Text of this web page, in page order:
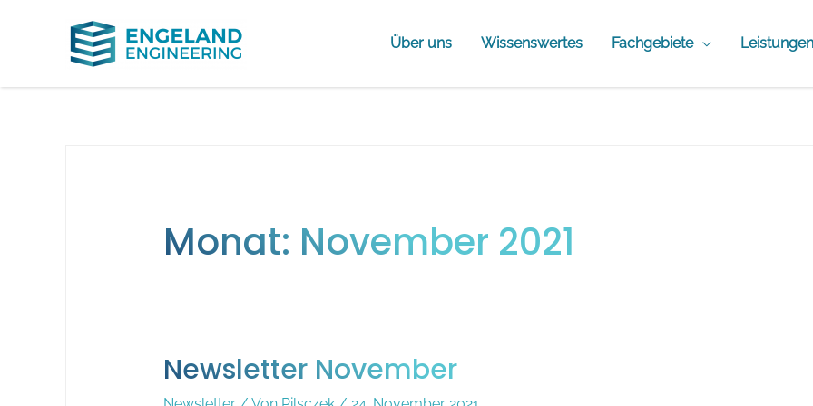
Über uns Wissenswertes Fachgebiete Leistungen
Monat: November 2021
Newsletter November